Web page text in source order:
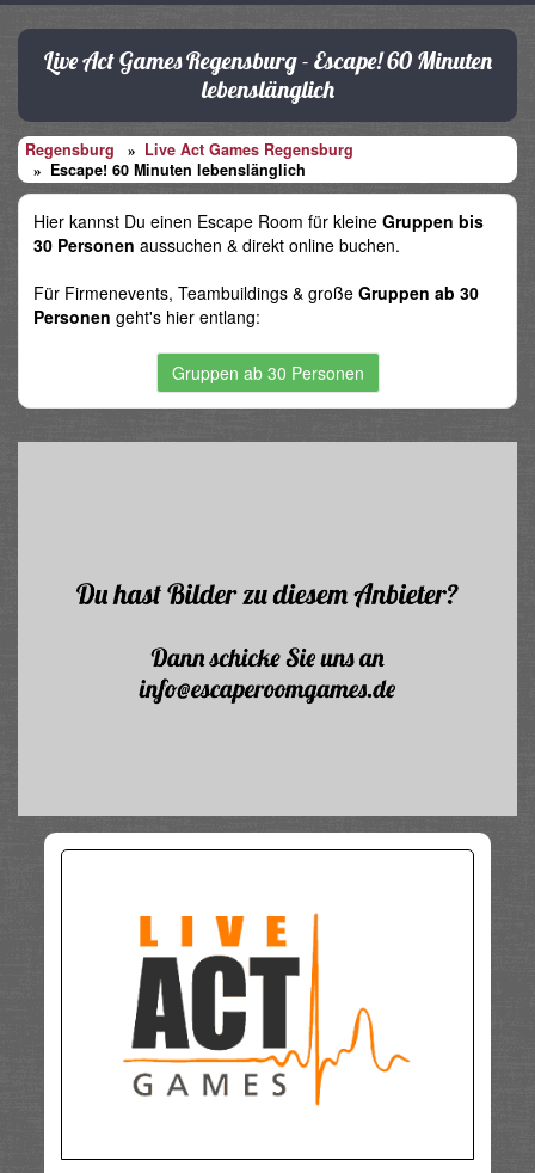
Live Act Games Regensburg - Escape! 60 Minuten
lebenslänglich
Regensburg
Live Act Games Regensburg
Escape! 60 Minuten lebenslänglich
Hier kannst Du einen Escape Room für kleine Gruppen bis
30 Personen aussuchen & direkt online buchen.
Für Firmenevents, Teambuildings & große Gruppen ab 30
Personen geht's hier entlang:
Gruppen ab 30 Personen